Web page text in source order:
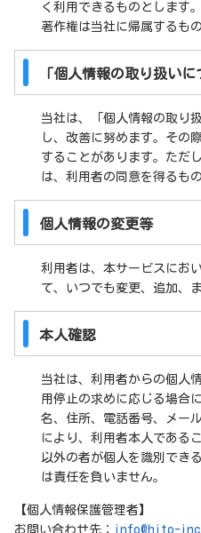
く利用できるものとします
著作権は当社に帰属するも
「個人情報の取り扱いに
当社は、「個人情報の取り
し、改善に努めます。その
することがあります。ただ
は、利用者の同意を得るも
個人情報の変更等
利用者は、本サービスにお
て、いつでも変更、追加、
本人確認
当社は、利用者からの個人
用停止の求めに応じる場合
名、住所、電話番号、メー
により、利用者本人である
以外の者が個人を識別でき
は責任を負いません。
【個人情報保護管理者】
お問い合わせ先： info@hito-